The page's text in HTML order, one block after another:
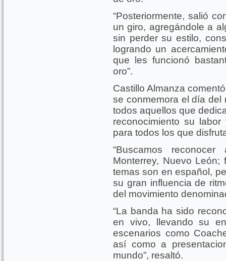
“Posteriormente, salió
un giro, agregándole a
sin perder su estilo,
logrando un
que les funcionó
oro”.
Castillo Almanza
se conmemora el día del
todos aquellos que
reconocimiento su
para todos los que
“Buscamos
Monterrey, Nuevo
temas son en español,
su gran influencia de
del movimiento
“La banda ha sido
en vivo, llevando su
escenarios como
así como a
mundo”, resaltó.